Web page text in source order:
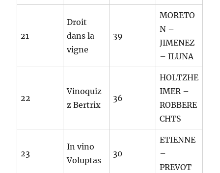
21
Droit
dans la
vigne
39
MORETO
N –
JIMENEZ
– ILUNA
22
Vinoquiz
z Bertrix
36
HOLTZHE
IMER –
ROBBERE
CHTS
23
In vino
Voluptas
30
ETIENNE
–
PREVOT